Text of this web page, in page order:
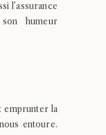
l’assurance
humeur
emprunter la
entoure.